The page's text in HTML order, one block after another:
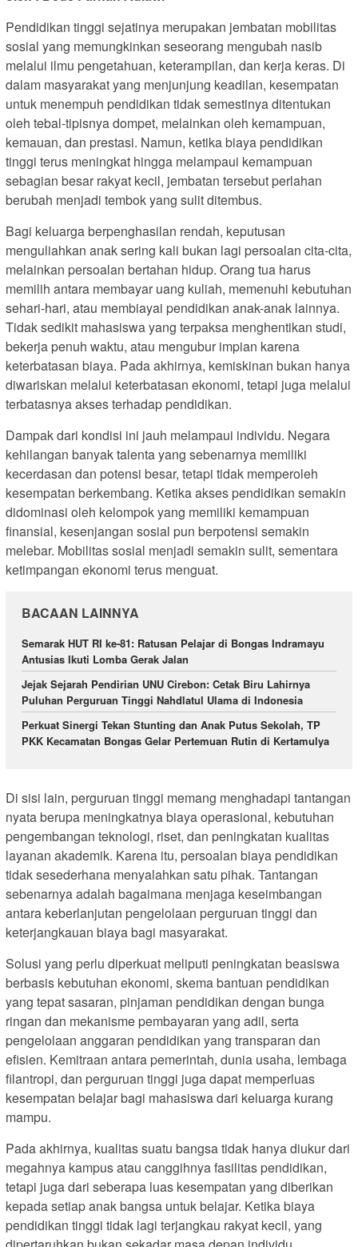
Pendidikan tinggi sejatinya merupakan jembatan mobilitas
sosial yang memungkinkan seseorang mengubah nasib
melalui ilmu pengetahuan, keterampilan, dan kerja keras. Di
dalam masyarakat yang menjunjung keadilan, kesempatan
untuk menempuh pendidikan tidak semestinya ditentukan
oleh tebal-tipisnya dompet, melainkan oleh kemampuan,
kemauan, dan prestasi. Namun, ketika biaya pendidikan
tinggi terus meningkat hingga melampaui kemampuan
sebagian besar rakyat kecil, jembatan tersebut perlahan
berubah menjadi tembok yang sulit ditembus.
Bagi keluarga berpenghasilan rendah, keputusan
menguliahkan anak sering kali bukan lagi persoalan cita-cita,
melainkan persoalan bertahan hidup. Orang tua harus
memilih antara membayar uang kuliah, memenuhi kebutuhan
sehari-hari, atau membiayai pendidikan anak-anak lainnya.
Tidak sedikit mahasiswa yang terpaksa menghentikan studi,
bekerja penuh waktu, atau mengubur impian karena
keterbatasan biaya. Pada akhirnya, kemiskinan bukan hanya
diwariskan melalui keterbatasan ekonomi, tetapi juga melalui
terbatasnya akses terhadap pendidikan.
Dampak dari kondisi ini jauh melampaui individu. Negara
kehilangan banyak talenta yang sebenarnya memiliki
kecerdasan dan potensi besar, tetapi tidak memperoleh
kesempatan berkembang. Ketika akses pendidikan semakin
didominasi oleh kelompok yang memiliki kemampuan
finansial, kesenjangan sosial pun berpotensi semakin
melebar. Mobilitas sosial menjadi semakin sulit, sementara
ketimpangan ekonomi terus menguat.
BACAAN LAINNYA
Semarak HUT RI ke-81: Ratusan Pelajar di Bongas Indramayu
Antusias Ikuti Lomba Gerak Jalan
Jejak Sejarah Pendirian UNU Cirebon: Cetak Biru Lahirnya
Puluhan Perguruan Tinggi Nahdlatul Ulama di Indonesia
Perkuat Sinergi Tekan Stunting dan Anak Putus Sekolah, TP
PKK Kecamatan Bongas Gelar Pertemuan Rutin di Kertamulya
Di sisi lain, perguruan tinggi memang menghadapi tantangan
nyata berupa meningkatnya biaya operasional, kebutuhan
pengembangan teknologi, riset, dan peningkatan kualitas
layanan akademik. Karena itu, persoalan biaya pendidikan
tidak sesederhana menyalahkan satu pihak. Tantangan
sebenarnya adalah bagaimana menjaga keseimbangan
antara keberlanjutan pengelolaan perguruan tinggi dan
keterjangkauan biaya bagi masyarakat.
Solusi yang perlu diperkuat meliputi peningkatan beasiswa
berbasis kebutuhan ekonomi, skema bantuan pendidikan
yang tepat sasaran, pinjaman pendidikan dengan bunga
ringan dan mekanisme pembayaran yang adil, serta
pengelolaan anggaran pendidikan yang transparan dan
efisien. Kemitraan antara pemerintah, dunia usaha, lembaga
filantropi, dan perguruan tinggi juga dapat memperluas
kesempatan belajar bagi mahasiswa dari keluarga kurang
mampu.
Pada akhirnya, kualitas suatu bangsa tidak hanya diukur dari
megahnya kampus atau canggihnya fasilitas pendidikan,
tetapi juga dari seberapa luas kesempatan yang diberikan
kepada setiap anak bangsa untuk belajar. Ketika biaya
pendidikan tinggi tidak lagi terjangkau rakyat kecil, yang